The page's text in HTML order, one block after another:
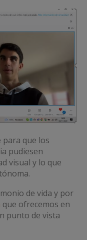
que los
pudiesen
visual y lo que
de vida y por
que ofrecemos en
punto de vista